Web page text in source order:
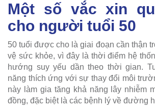
Một số vắc xin
cho người tuổi 50
50 tuổi được cho là giai đoạn cần thận
vệ sức khỏe, vì đây là thời điểm hệ
hướng suy yếu dần theo thời gian.
năng thích ứng với sự thay đổi môi
này làm gia tăng khả năng lây nhiễm
đồng, đặc biệt là các bệnh lý về đường